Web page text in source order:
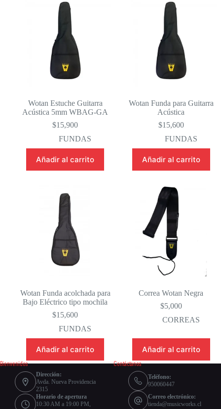
Wotan Estuche Guitarra
Acústica 5mm WBAG-GA
$15,900
FUNDAS
Añadir al carrito
Wotan Funda para Guitarra
Acústica
$15,600
FUNDAS
Añadir al carrito
Wotan Funda acolchada para
Bajo Eléctrico tipo mochila
$15,600
FUNDAS
Añadir al carrito
Correa Wotan Negra
$5,000
CORREAS
Añadir al carrito
Bienvenidos
Dirección:
Avda. Nueva Providencia
2315
Horario de apertura
10:30 AM a 19:00 PM,
Contáctanos
Teléfono:
950060447
Correo electrónico:
tienda@musicworks.cl